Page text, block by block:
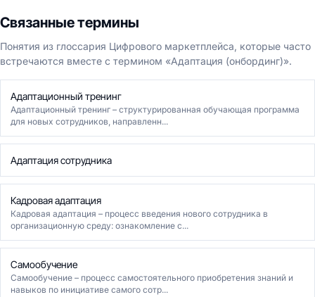
Связанные термины
Понятия из глоссария Цифрового маркетплейса, которые часто
встречаются вместе с термином «Адаптация (онбординг)».
Адаптационный тренинг
Адаптационный тренинг – структурированная обучающая программа
для новых сотрудников, направленн...
Адаптация сотрудника
Кадровая адаптация
Кадровая адаптация – процесс введения нового сотрудника в
организационную среду: ознакомление с...
Самообучение
Самообучение – процесс самостоятельного приобретения знаний и
навыков по инициативе самого сотр...